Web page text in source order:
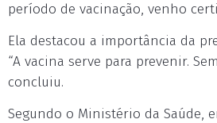
período de vacinação, venho
Ela destacou a importância da
“A vacina serve para prevenir.
concluiu.
Segundo o Ministério da Saúde,